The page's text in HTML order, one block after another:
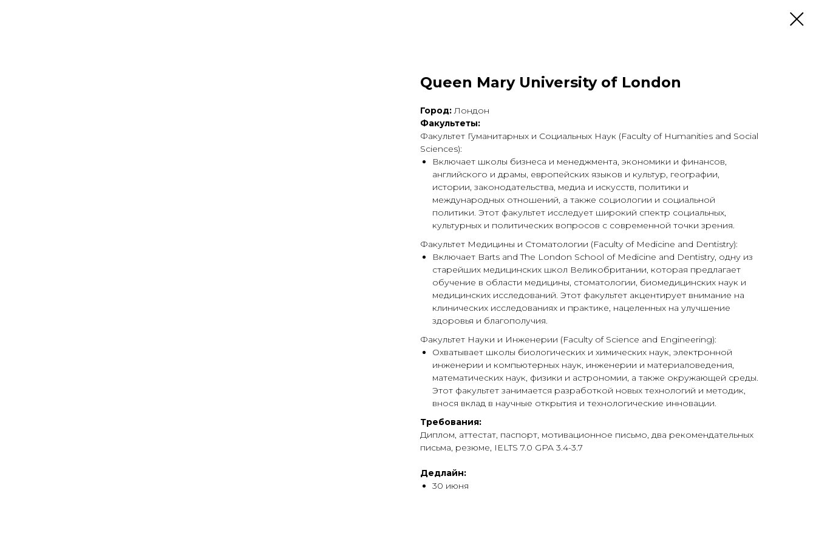
Queen Mary University of London
Город:Лондон
Факультеты:
Факультет Гуманитарных и Социальных Наук (Faculty of Humanities and Social
Sciences):
Включает школы бизнеса и менеджмента, экономики и финансов,
английского и драмы, европейских языков и культур, географии,
истории, законодательства, медиа и искусств, политики и
международных отношений, а также социологии и социальной
политики. Этот факультет исследует широкий спектр социальных,
культурных и политических вопросов с современной точки зрения.
Факультет Медицины и Стоматологии (Faculty of Medicine and Dentistry):
Включает Barts and The London School of Medicine and Dentistry, одну из
старейших медицинских школ Великобритании, которая предлагает
обучение в области медицины, стоматологии, биомедицинских наук и
медицинских исследований. Этот факультет акцентирует внимание на
клинических исследованиях и практике, нацеленных на улучшение
здоровья и благополучия.
Факультет Науки и Инженерии (Faculty of Science and Engineering):
Охватывает школы биологических и химических наук, электронной
инженерии и компьютерных наук, инженерии и материаловедения,
математических наук, физики и астрономии, а также окружающей среды.
Этот факультет занимается разработкой новых технологий и методик,
внося вклад в научные открытия и технологические инновации.
Требования:
Диплом, аттестат, паспорт, мотивационное письмо, два рекомендательных
письма, резюме, IELTS 7.0 GPA 3.4-3.7
Дедлайн:
30 июня